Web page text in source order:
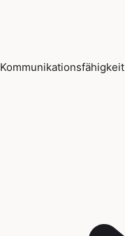
Kommunikationsfähigkeit